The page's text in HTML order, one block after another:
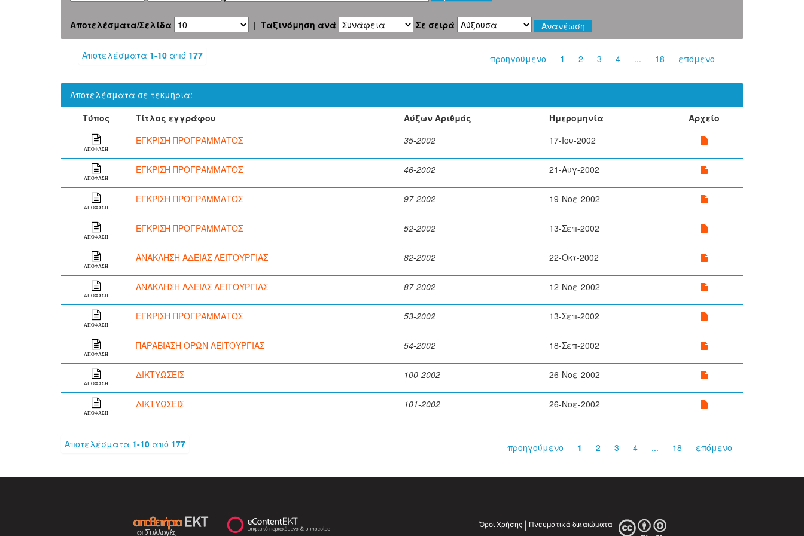
Αποτελέσματα/Σελίδα | Ταξινόμηση ανά Σε σειρά
Αποτελέσματα 1-10 από 177 προηγούμενο 1 2 3 4 ... 18 επόμενο
Αποτελέσματα σε τεκμήρια:
Τύπος
Τίτλος εγγράφου Αύξων Αριθμός Ημερομηνία Αρχείο
ΑΠΟΦΑΣΗ
ΕΓΚΡΙΣΗ ΠΡΟΓΡΑΜΜΑΤΟΣ 35-2002 17-Ιου-2002
ΑΠΟΦΑΣΗ
ΕΓΚΡΙΣΗ ΠΡΟΓΡΑΜΜΑΤΟΣ 46-2002 21-Αυγ-2002
ΑΠΟΦΑΣΗ
ΕΓΚΡΙΣΗ ΠΡΟΓΡΑΜΜΑΤΟΣ 97-2002 19-Νοε-2002
ΑΠΟΦΑΣΗ
ΕΓΚΡΙΣΗ ΠΡΟΓΡΑΜΜΑΤΟΣ 52-2002 13-Σεπ-2002
ΑΠΟΦΑΣΗ
ΑΝΑΚΛΗΣΗ ΑΔΕΙΑΣ ΛΕΙΤΟΥΡΓΙΑΣ 82-2002 22-Οκτ-2002
ΑΠΟΦΑΣΗ
ΑΝΑΚΛΗΣΗ ΑΔΕΙΑΣ ΛΕΙΤΟΥΡΓΙΑΣ 87-2002 12-Νοε-2002
ΑΠΟΦΑΣΗ
ΕΓΚΡΙΣΗ ΠΡΟΓΡΑΜΜΑΤΟΣ 53-2002 13-Σεπ-2002
ΑΠΟΦΑΣΗ
ΠΑΡΑΒΙΑΣΗ ΟΡΩΝ ΛΕΙΤΟΥΡΓΙΑΣ 54-2002 18-Σεπ-2002
ΑΠΟΦΑΣΗ
ΔΙΚΤΥΩΣΕΙΣ 100-2002 26-Νοε-2002
ΑΠΟΦΑΣΗ
ΔΙΚΤΥΩΣΕΙΣ 101-2002 26-Νοε-2002
Αποτελέσματα 1-10 από 177 προηγούμενο 1 2 3 4 ... 18 επόμενο